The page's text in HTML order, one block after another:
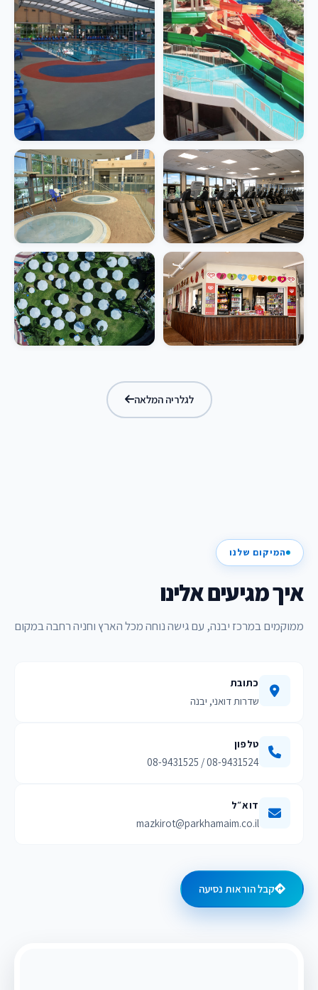
לגלריה המלאה
המיקום שלנו
איך מגיעים אלינו
ממוקמים במרכז יבנה, עם גישה נוחה מכל הארץ וחניה רחבה במקום
כתובת
שדרות דואני, יבנה
טלפון
08-9431524 / 08-9431525
דוא״ל
mazkirot@parkhamaim.co.il
קבל הוראות נסיעה